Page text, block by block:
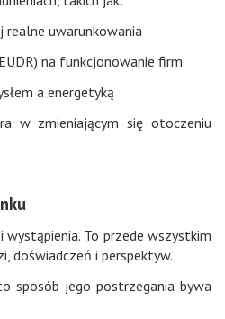
realne uwarunkowania
na funkcjonowanie firm
a energetyką
w zmieniającym się otoczeniu
To przede wszystkim
doświadczeń i perspektyw.
sposób jego postrzegania bywa